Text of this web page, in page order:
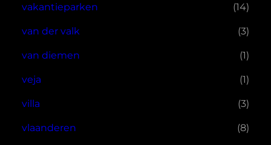
vakantieparken (14)
van der valk (3)
van diemen (1)
veja (1)
villa (3)
vlaanderen (8)